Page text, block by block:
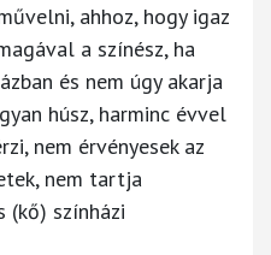
ahhoz, hogy igaz
a színész, ha
és nem úgy akarja
húsz, harminc évvel
nem érvényesek az
nem tartja
(kő) színházi